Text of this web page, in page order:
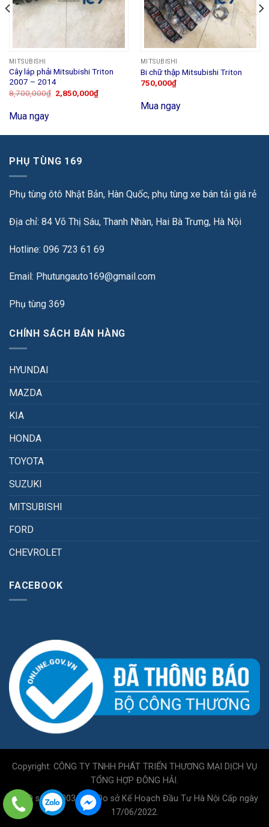
MITSUBISHI
Cây láp phải Mitsubishi Triton
2007 – 2014
8,700,000₫ 2,850,000₫
Mua ngay
MITSUBISHI
Bi chữ thập Mitsubishi Triton
750,000₫
Mua ngay
PHỤ TÙNG 169
Phụ tùng ôtô Nhật Bản, Hàn Quốc, phụ tùng xe bán tải giá rẻ
Địa chỉ: 84 Võ Thị Sáu, Thanh Nhàn, Hai Bà Trưng, Hà Nội
Hotline: 096 723 61 69
Email: Phutungauto169@gmail.com
Phụ tùng 369
CHÍNH SÁCH BÁN HÀNG
HYUNDAI
MAZDA
KIA
HONDA
TOYOTA
SUZUKI
MITSUBISHI
FORD
CHEVROLET
FACEBOOK
Copyright: CÔNG TY TNHH PHÁT TRIỂN THƯƠNG MẠI DỊCH VỤ
TỔNG HỢP ĐÔNG HẢI.
GPKD số 0110034717 Do sở Kế Hoạch Đầu Tư Hà Nội Cấp ngày
17/06/2022.